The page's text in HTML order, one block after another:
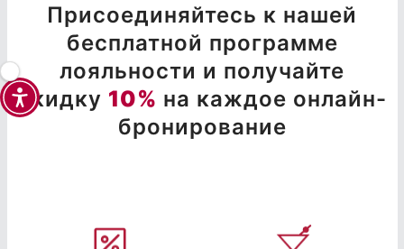
Присоединяйтесь к нашей
бесплатной программе
лояльности и получайте
скидку 10% на каждое онлайн-
бронирование